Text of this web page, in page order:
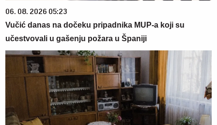
06. 08. 2026 05:23
Vučić danas na dočeku pripadnika MUP-a koji su
učestvovali u gašenju požara u Španiji